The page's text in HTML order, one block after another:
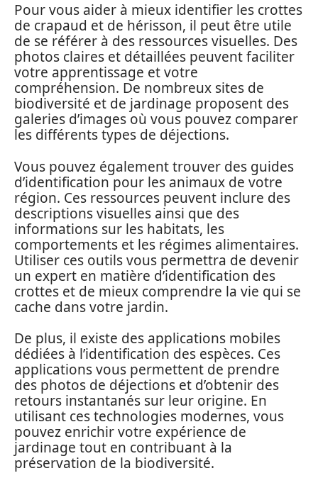
Pour vous aider à mieux identifier les crottes
de crapaud et de hérisson, il peut être utile
de se référer à des ressources visuelles. Des
photos claires et détaillées peuvent faciliter
votre apprentissage et votre
compréhension. De nombreux sites de
biodiversité et de jardinage proposent des
galeries d’images où vous pouvez comparer
les différents types de déjections.
Vous pouvez également trouver des guides
d’identification pour les animaux de votre
région. Ces ressources peuvent inclure des
descriptions visuelles ainsi que des
informations sur les habitats, les
comportements et les régimes alimentaires.
Utiliser ces outils vous permettra de devenir
un expert en matière d’identification des
crottes et de mieux comprendre la vie qui se
cache dans votre jardin.
De plus, il existe des applications mobiles
dédiées à l’identification des espèces. Ces
applications vous permettent de prendre
des photos de déjections et d’obtenir des
retours instantanés sur leur origine. En
utilisant ces technologies modernes, vous
pouvez enrichir votre expérience de
jardinage tout en contribuant à la
préservation de la biodiversité.